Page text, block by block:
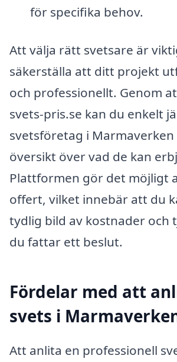
för specifika behov.
Att välja rätt svetsare är
säkerställa att ditt projekt
och professionellt. Genom
svets-pris.se kan du enkelt
svetsföretag i Marmaverken
översikt över vad de kan
Plattformen gör det möjligt
offert, vilket innebär att du
tydlig bild av kostnader och
du fattar ett beslut.
Fördelar med att
svets i
Att anlita en professionell